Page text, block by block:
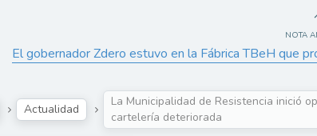
NOTA
El gobernador Zdero estuvo en la Fábrica TBeH que
Actualidad
La Municipalidad de Resistencia inició
cartelería deteriorada